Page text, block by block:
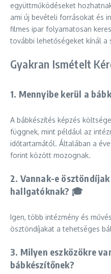
együttműködéseket
ami új bevételi forrásokat és
filmes ipar folyamatosan
további lehetőségeket kínál a
Gyakran Ismételt
1. Mennyibe kerül a
A bábkészítés képzés
függnek, mint például az
időtartamától. Általában a
forint között mozognak.
2. Vannak-e
hallgatóknak? 🎓
Igen, több intézmény és
ösztöndíjakat a tehetséges
3. Milyen eszközökre
bábkészítőnek?